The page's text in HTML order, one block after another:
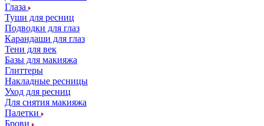
Глаза
Туши для ресниц
Подводки для глаз
Карандаши для глаз
Тени для век
Базы для макияжа
Глиттеры
Накладные ресницы
Уход для ресниц
Для снятия макияжа
Палетки
Брови